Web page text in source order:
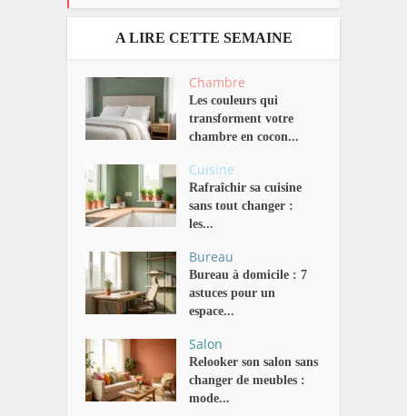
A LIRE CETTE SEMAINE
Chambre
Les couleurs qui
transforment votre
chambre en cocon...
Cuisine
Rafraîchir sa cuisine
sans tout changer :
les...
Bureau
Bureau à domicile : 7
astuces pour un
espace...
Salon
Relooker son salon sans
changer de meubles :
mode...